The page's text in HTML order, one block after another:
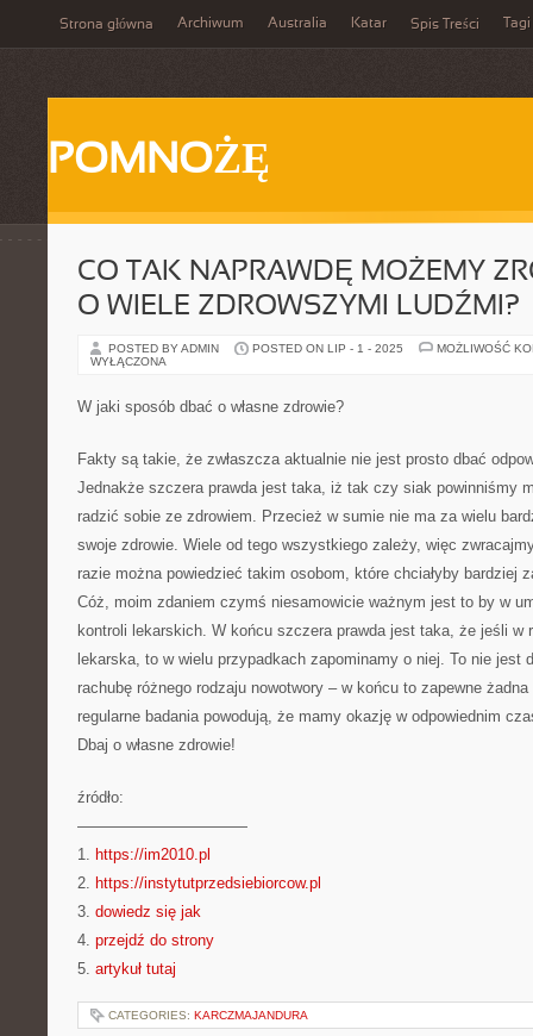
Strona główna Archiwum Australia Katar Spis Treści Tagi
POMNOŻĘ
CO TAK NAPRAWDĘ MOŻEMY
O WIELE ZDROWSZYMI LUDŹMI?
POSTED BY ADMIN POSTED ON LIP - 1 - 2025
MOŻLIWOŚĆ
WYŁĄCZONA
W jaki sposób dbać o własne zdrowie?
Fakty są takie, że zwłaszcza aktualnie nie jest prosto dbać
Jednakże szczera prawda jest taka, iż tak czy siak powinniśmy
radzić sobie ze zdrowiem. Przecież w sumie nie ma za wielu
swoje zdrowie. Wiele od tego wszystkiego zależy, więc
razie można powiedzieć takim osobom, które chciałyby bardziej
Cóż, moim zdaniem czymś niesamowicie ważnym jest to by w
kontroli lekarskich. W końcu szczera prawda jest taka, że jeśli w
lekarska, to w wielu przypadkach zapominamy o niej. To nie jest
rachubę różnego rodzaju nowotwory – w końcu to zapewne
regularne badania powodują, że mamy okazję w odpowiednim
Dbaj o własne zdrowie!
źródło:
———————————
1. https://im2010.pl
2. https://instytutprzedsiebiorcow.pl
3. dowiedz się jak
4. przejdź do strony
5. artykuł tutaj
CATEGORIES: KARCZMAJANDURA